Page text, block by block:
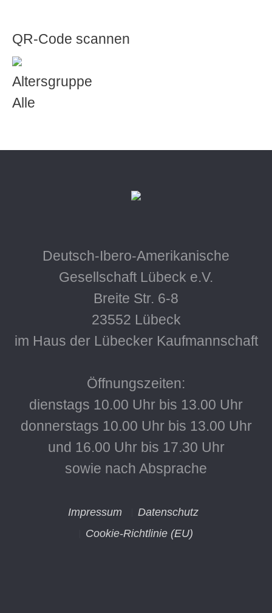
QR-Code scannen
Altersgruppe
Alle
Deutsch-Ibero-Amerikanische
Gesellschaft Lübeck e.V.
Breite Str. 6-8
23552 Lübeck
im Haus der Lübecker Kaufmannschaft
Öffnungszeiten:
dienstags 10.00 Uhr bis 13.00 Uhr
donnerstags 10.00 Uhr bis 13.00 Uhr
und 16.00 Uhr bis 17.30 Uhr
sowie nach Absprache
Impressum
Datenschutz
Cookie-Richtlinie (EU)